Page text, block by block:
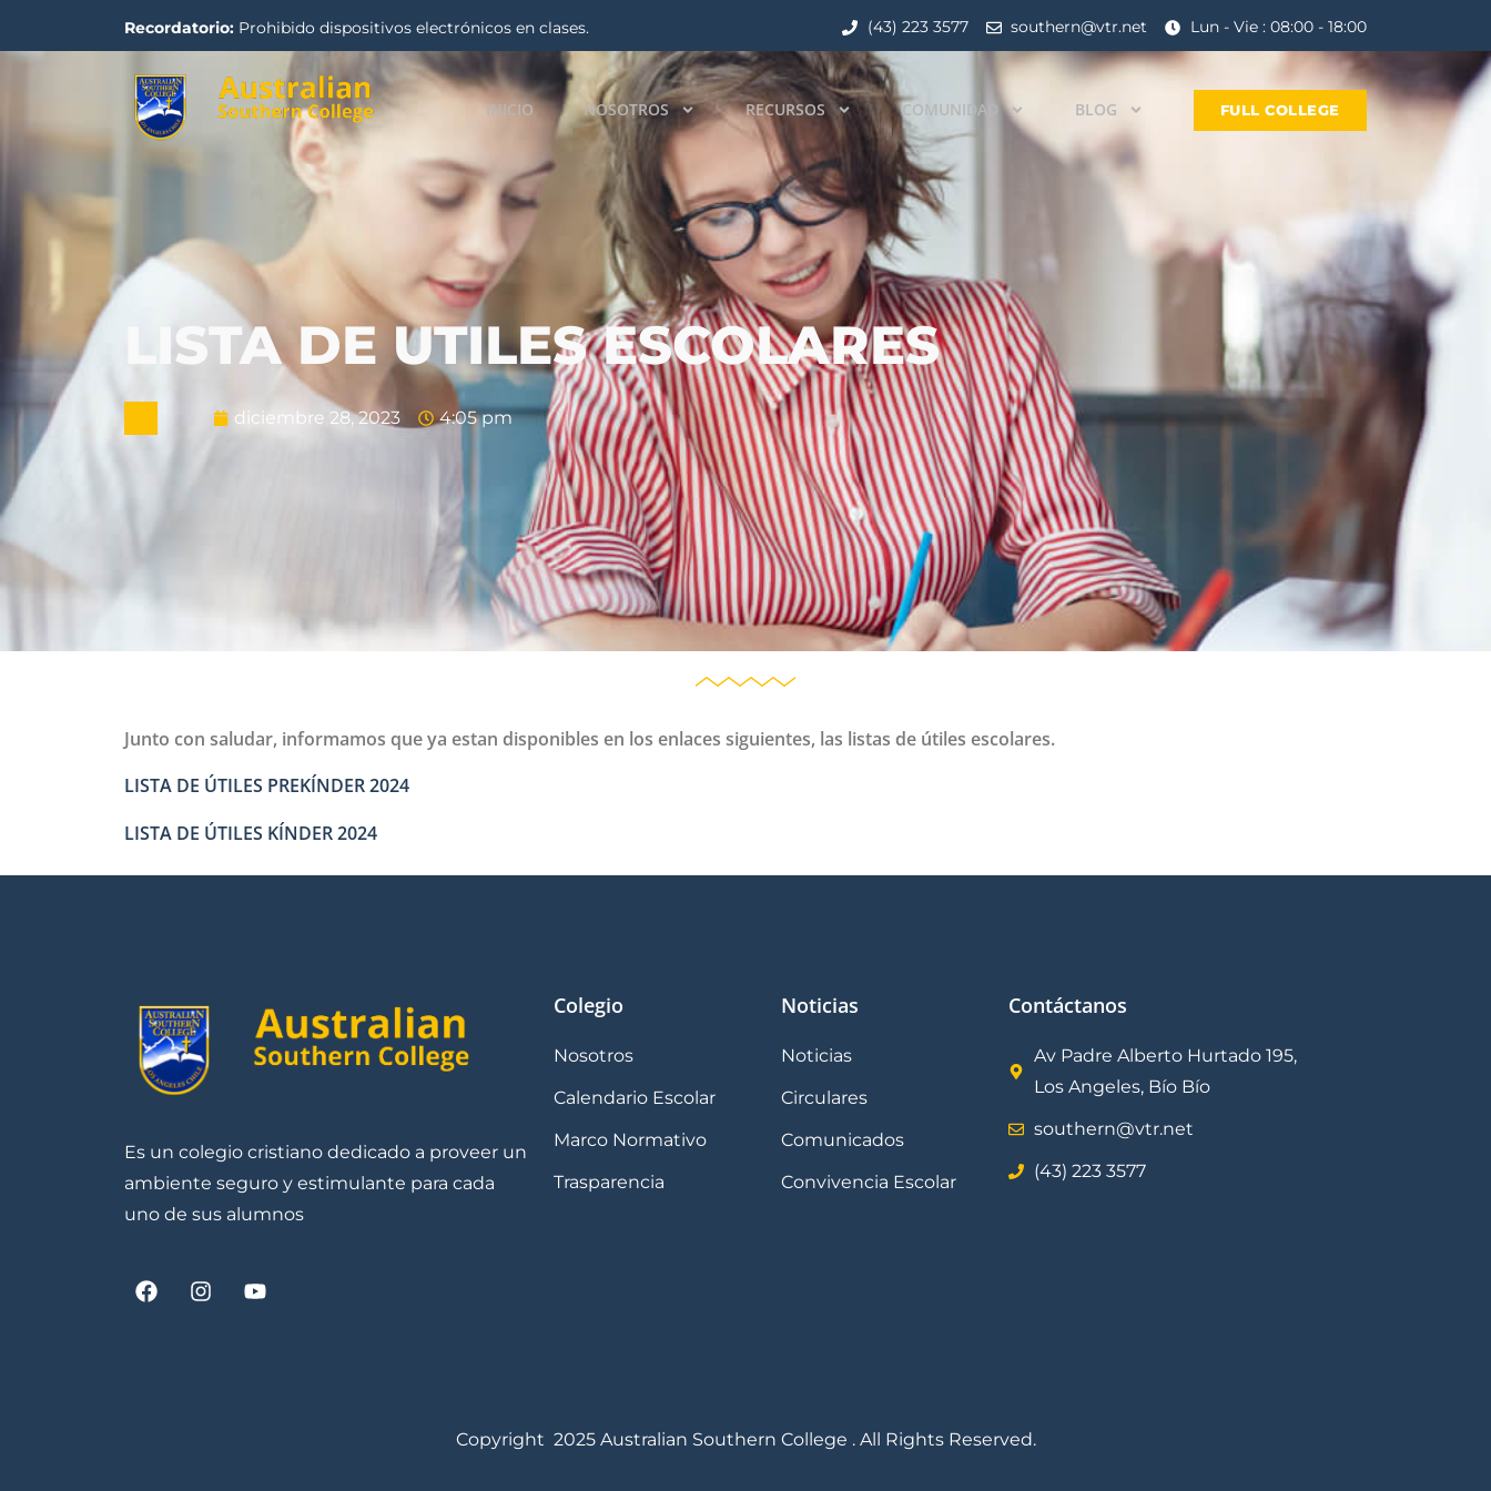
Recordatorio: Prohibido dispositivos electrónicos en clases. (43) 223 3577 southern@vtr.net Lun - Vie : 08:00 - 18:00
INICIO NOSOTROS RECURSOS COMUNIDAD BLOG FULL COLLEGE
LISTA DE UTILES ESCOLARES
diciembre 28, 2023 4:05 pm
Junto con saludar, informamos que ya estan disponibles en los enlaces siguientes, las listas de útiles escolares.
LISTA DE ÚTILES PREKÍNDER 2024
LISTA DE ÚTILES KÍNDER 2024
Es un colegio cristiano dedicado a proveer un
ambiente seguro y estimulante para cada
uno de sus alumnos
Colegio
Nosotros
Calendario Escolar
Marco Normativo
Trasparencia
Noticias
Noticias
Circulares
Comunicados
Convivencia Escolar
Contáctanos
Av Padre Alberto Hurtado 195,
Los Angeles, Bío Bío
southern@vtr.net
(43) 223 3577
Copyright 2025 Australian Southern College . All Rights Reserved.